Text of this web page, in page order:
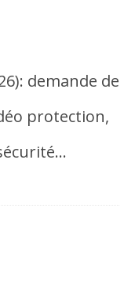
demande de
protection,